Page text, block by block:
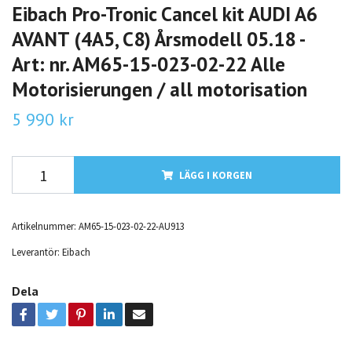
Eibach Pro-Tronic Cancel kit AUDI A6
AVANT (4A5, C8) Årsmodell 05.18 -
Art: nr. AM65-15-023-02-22 Alle
Motorisierungen / all motorisation
5 990 kr
LÄGG I KORGEN
Artikelnummer: AM65-15-023-02-22-AU913
Leverantör: Eibach
Dela